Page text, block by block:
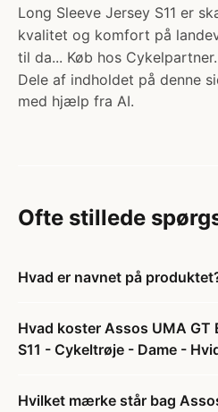
Long Sleeve Jersey S11 er
kvalitet og komfort på
til da... Køb hos Cykelpartner.
Dele af indholdet på denne
med hjælp fra AI.
Ofte stillede
Hvad er navnet på
Hvad koster Assos UMA GT
S11 - Cykeltrøje - Dame -
Hvilket mærke står bag